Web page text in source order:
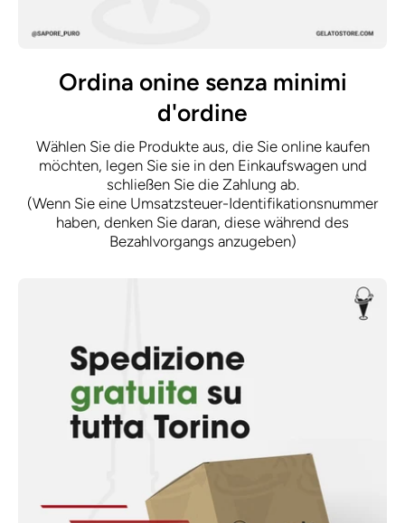
Ordina onine senza minimi
d'ordine
Wählen Sie die Produkte aus, die Sie online kaufen
möchten, legen Sie sie in den Einkaufswagen und
schließen Sie die Zahlung ab.
(Wenn Sie eine Umsatzsteuer-Identifikationsnummer
haben, denken Sie daran, diese während des
Bezahlvorgangs anzugeben)